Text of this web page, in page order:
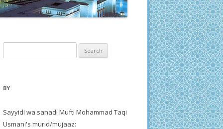
for:
BY
Sayyidi wa sanadi Mufti Mohammad Taqi
Usmani's murid/mujaaz: